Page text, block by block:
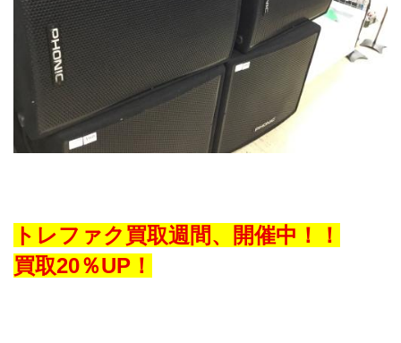
トレファク買取週間、開催中！！
買取20％UP！